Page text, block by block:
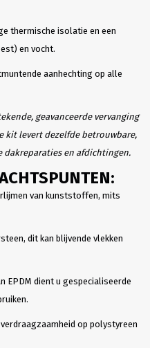
thermische isolatie en een
en vocht.
aanhechting op alle
geavanceerde vervanging
kit levert dezelfde betrouwbare,
en afdichtingen.
van kunststoffen, mits
dit kan blijvende vlekken
EPDM dient u gespecialiseerde
op polystyreen